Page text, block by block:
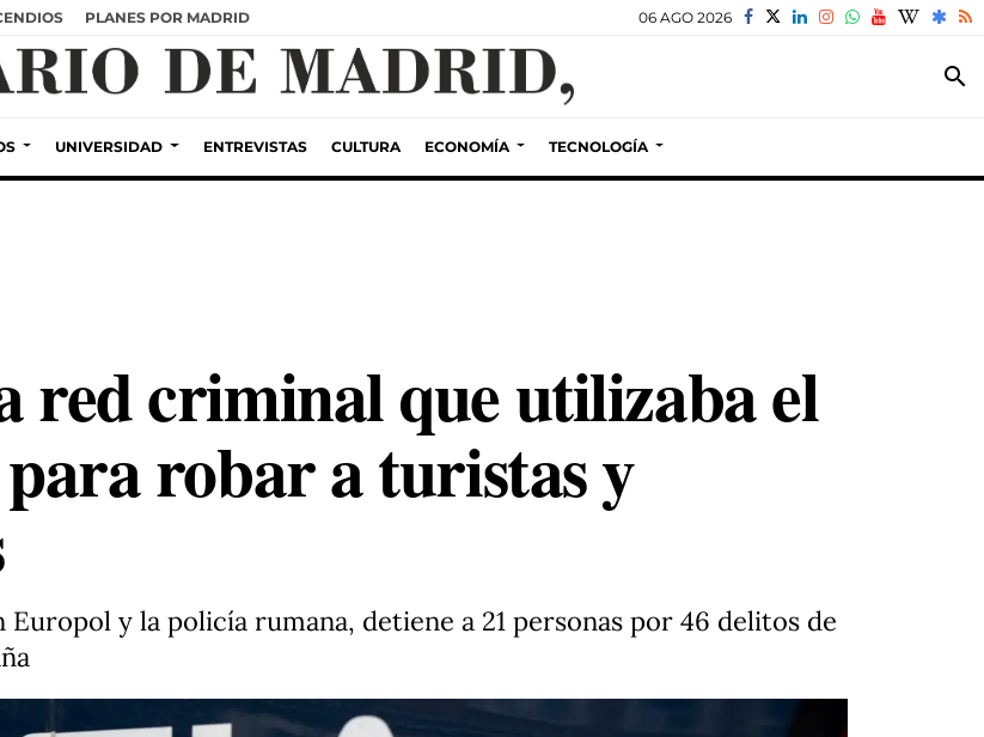
PLANES POR MADRID 06 AGO 2026
search
UNIVERSIDAD ENTREVISTAS CULTURA ECONOMÍA TECNOLOGÍA
red criminal que utilizaba el
robar a turistas y
y la policía rumana, detiene a 21 personas por 46 delitos de